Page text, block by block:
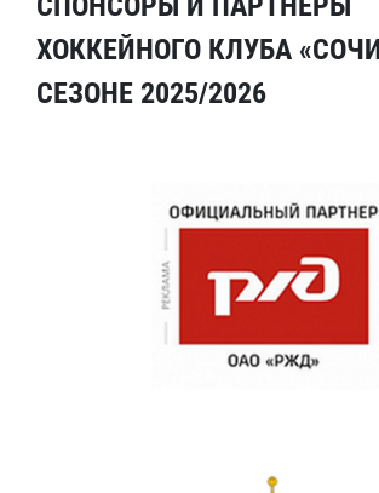
ХОККЕЙНОГО КЛУБА
СЕЗОНЕ 2025/2026